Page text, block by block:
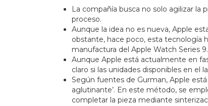
La compañía busca no solo agilizar la
proceso.
Aunque la idea no es nueva, Apple
obstante, hace poco, esta tecnología
manufactura del Apple Watch Series 9.
Aunque Apple está actualmente en
claro si las unidades disponibles en el
Según fuentes de Gurman, Apple
aglutinante’. En este método, se
completar la pieza mediante